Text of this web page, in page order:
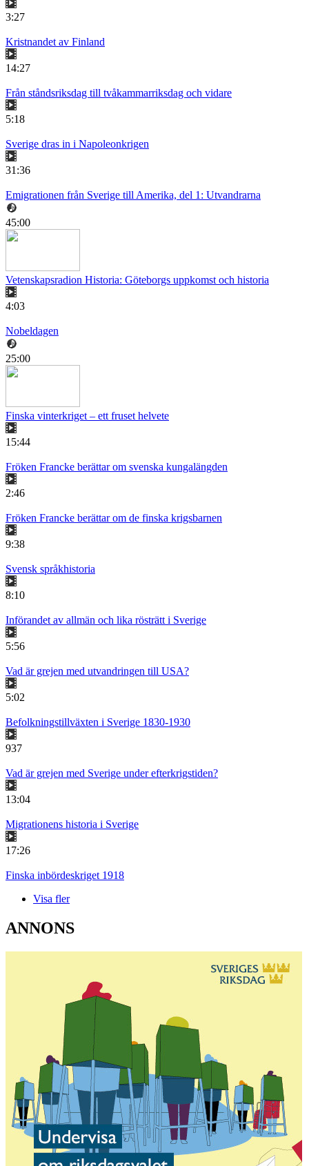
3:27
Kristnandet av Finland
14:27
Från ståndsriksdag till tvåkammarriksdag och vidare
5:18
Sverige dras in i Napoleonkrigen
31:36
Emigrationen från Sverige till Amerika, del 1: Utvandrarna
45:00
Vetenskapsradion Historia: Göteborgs uppkomst och historia
4:03
Nobeldagen
25:00
Finska vinterkriget – ett fruset helvete
15:44
Fröken Francke berättar om svenska kungalängden
2:46
Fröken Francke berättar om de finska krigsbarnen
9:38
Svensk språkhistoria
8:10
Införandet av allmän och lika rösträtt i Sverige
5:56
Vad är grejen med utvandringen till USA?
5:02
Befolkningstillväxten i Sverige 1830-1930
937
Vad är grejen med Sverige under efterkrigstiden?
13:04
Migrationens historia i Sverige
17:26
Finska inbördeskriget 1918
Visa fler
ANNONS